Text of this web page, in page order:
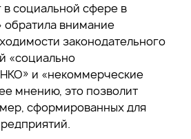
в социальной сфере в
обратила внимание
законодательного
«социально
и «некоммерческие
мнению, это позволит
сформированных для